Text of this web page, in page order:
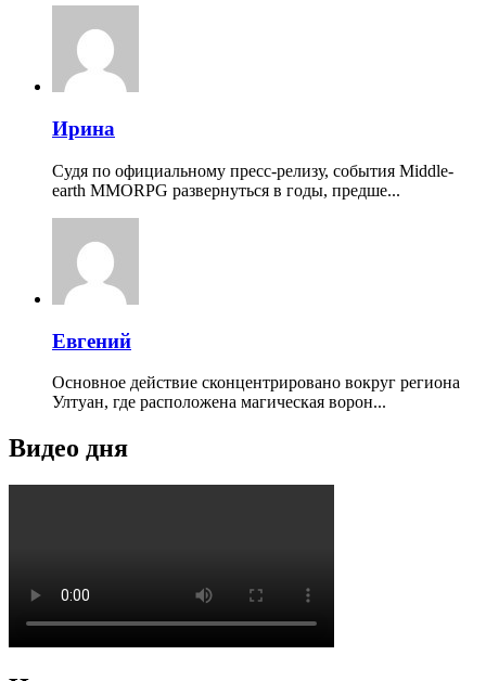
Ирина
Судя по официальному пресс-релизу, события Middle-
earth MMORPG развернуться в годы, предше...
Евгений
Основное действие сконцентрировано вокруг региона
Ултуан, где расположена магическая ворон...
Видео дня